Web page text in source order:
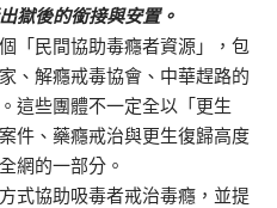
獄後的銜接與安置。
「民間協助毒癮者資源」，包
、解癮戒毒協會、中華趕路的
這些團體不一定全以「更生
件、藥癮戒治與更生復歸高度
網的一部分。
式協助吸毒者戒治毒癮，並提